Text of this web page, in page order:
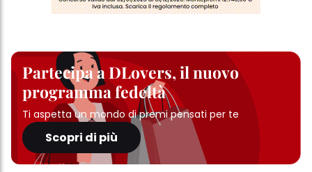
Partecipa a DLovers, il nuovo
programma fedeltà
Ti aspetta un mondo di premi pensati per te
Scopri di più